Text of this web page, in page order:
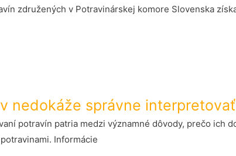
združených v Potravinárskej komore Slovenska
nedokáže správne
potravín patria medzi významné dôvody, prečo ich
Informácie